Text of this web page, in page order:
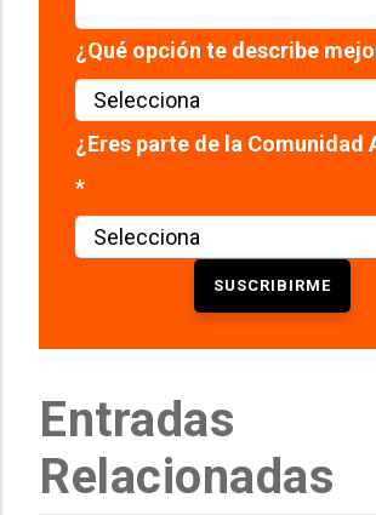
¿Qué opción te describe
¿Eres parte de la Comunidad
*
Entradas
Relacionadas